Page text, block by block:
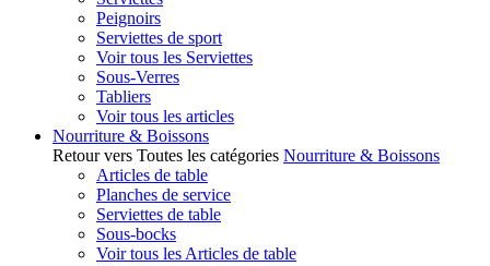
Peignoirs
Serviettes de sport
Voir tous les Serviettes
Sous-Verres
Tabliers
Voir tous les articles
Nourriture & Boissons
Retour vers Toutes les catégories Nourriture & Boissons
Articles de table
Planches de service
Serviettes de table
Sous-bocks
Voir tous les Articles de table